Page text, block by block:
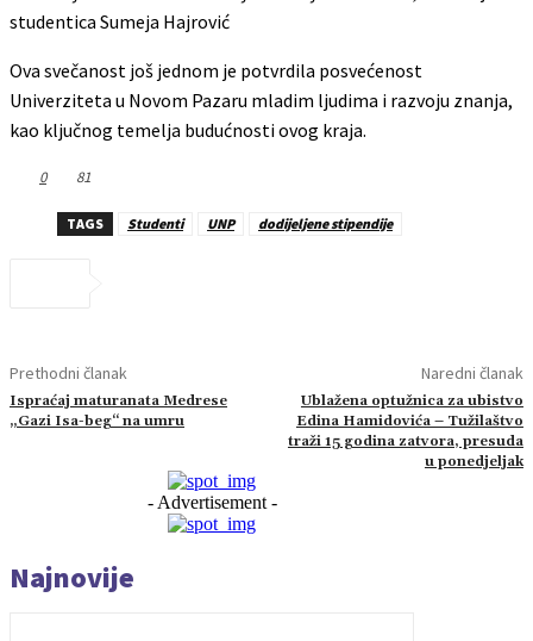
studentica Sumeja Hajrović
Ova svečanost još jednom je potvrdila posvećenost
Univerziteta u Novom Pazaru mladim ljudima i razvoju znanja,
kao ključnog temelja budućnosti ovog kraja.
0 81
TAGS Studenti UNP dodijeljene stipendije
Prethodni članak
Ispraćaj maturanata Medrese
„Gazi Isa-beg“ na umru
Naredni članak
Ublažena optužnica za ubistvo
Edina Hamidovića – Tužilaštvo
traži 15 godina zatvora, presuda
u ponedjeljak
- Advertisement -
Najnovije